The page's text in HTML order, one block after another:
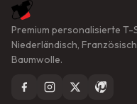
Premium personalisierte T-
Niederländisch,
Baumwolle.